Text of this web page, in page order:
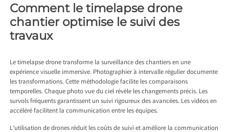
Comment le timelapse drone
chantier optimise le suivi des
travaux
Le timelapse drone transforme la surveillance des chantiers en une
expérience visuelle immersive. Photographier à intervalle régulier documente
les transformations. Cette méthodologie facilite les comparaisons
temporelles. Chaque photo vue du ciel révèle les changements précis. Les
survols fréquents garantissent un suivi rigoureux des avancées. Les vidéos en
accéléré facilitent la communication entre les équipes.
L’utilisation de drones réduit les coûts de suivi et améliore la communication